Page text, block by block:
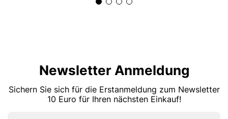
Newsletter Anmeldung
Sichern Sie sich für die Erstanmeldung zum Newsletter
10 Euro für Ihren nächsten Einkauf!